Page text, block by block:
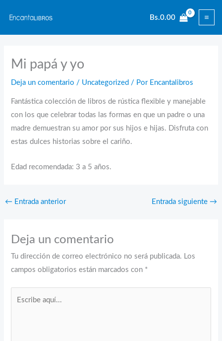
contenido
Bs.0.00
Mi papá y yo
Deja un comentario / Uncategorized / Por Encantalibros
Fantástica colección de libros de rústica flexible y manejable
con los que celebrar todas las formas en que un padre o una
madre demuestran su amor por sus hijos e hijas. Disfruta con
estas dulces historias sobre el cariño.
Edad recomendada: 3 a 5 años.
← Entrada anterior Entrada siguiente →
Deja un comentario
Tu dirección de correo electrónico no será publicada. Los
campos obligatorios están marcados con *